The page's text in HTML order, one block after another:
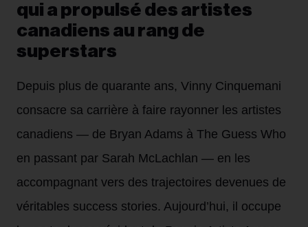
qui a propulsé des artistes
canadiens au rang de
superstars
Depuis plus de quarante ans, Vinny Cinquemani
consacre sa carrière à faire rayonner les artistes
canadiens — de Bryan Adams à The Guess Who
en passant par Sarah McLachlan — en les
accompagnant vers des trajectoires devenues de
véritables success stories. Aujourd’hui, il occupe